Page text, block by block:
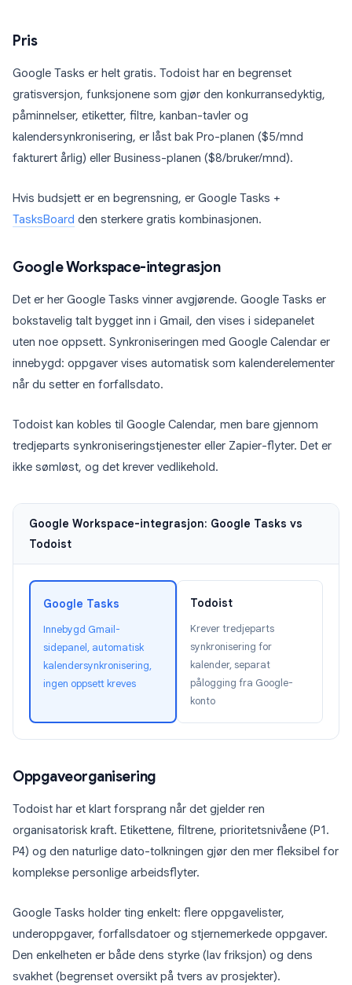
Pris
Google Tasks er helt gratis. Todoist har en begrenset
gratisversjon, funksjonene som gjør den konkurransedyktig,
påminnelser, etiketter, filtre, kanban-tavler og
kalendersynkronisering, er låst bak Pro-planen ($5/mnd
fakturert årlig) eller Business-planen ($8/bruker/mnd).
Hvis budsjett er en begrensning, er Google Tasks +
TasksBoard den sterkere gratis kombinasjonen.
Google Workspace-integrasjon
Det er her Google Tasks vinner avgjørende. Google Tasks er
bokstavelig talt bygget inn i Gmail, den vises i sidepanelet
uten noe oppsett. Synkroniseringen med Google Calendar er
innebygd: oppgaver vises automatisk som kalenderelementer
når du setter en forfallsdato.
Todoist kan kobles til Google Calendar, men bare gjennom
tredjeparts synkroniseringstjenester eller Zapier-flyter. Det er
ikke sømløst, og det krever vedlikehold.
Google Workspace-integrasjon: Google Tasks vs
Todoist
Google Tasks
Innebygd Gmail-
sidepanel, automatisk
kalendersynkronisering,
ingen oppsett kreves
Todoist
Krever tredjeparts
synkronisering for
kalender, separat
pålogging fra Google-
konto
Oppgaveorganisering
Todoist har et klart forsprang når det gjelder ren
organisatorisk kraft. Etikettene, filtrene, prioritetsnivåene (P1.
P4) og den naturlige dato-tolkningen gjør den mer fleksibel for
komplekse personlige arbeidsflyter.
Google Tasks holder ting enkelt: flere oppgavelister,
underoppgaver, forfallsdatoer og stjernemerkede oppgaver.
Den enkelheten er både dens styrke (lav friksjon) og dens
svakhet (begrenset oversikt på tvers av prosjekter).